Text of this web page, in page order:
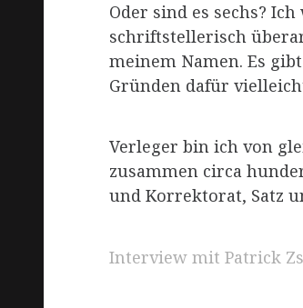
Oder sind es sechs?
schriftstellerisch
meinem Namen. Es
Gründen dafür
Verleger bin ich von
zusammen circa
und Korrektorat, Satz
Interview mit Patrick